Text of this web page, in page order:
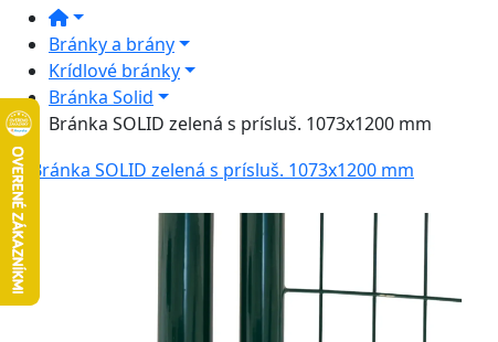
Bránky a brány
Krídlové bránky
Bránka Solid
Bránka SOLID zelená s prísluš. 1073x1200 mm